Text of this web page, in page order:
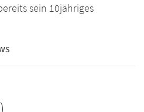
sein 10jähriges